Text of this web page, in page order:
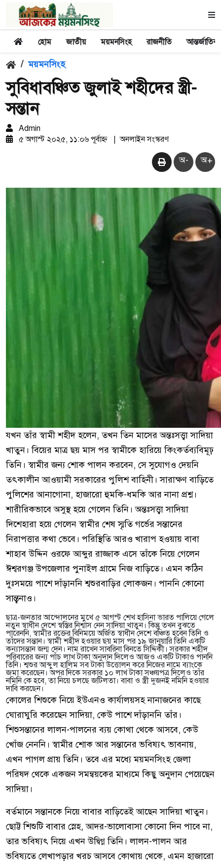
হোম জাতীয় ময়মনসিংহ রাজনীতি আন্তর্জাতিক
/ ময়মনসিংহ
সুবিধাবঞ্চিত জুলাই শহীদের স্ত্রী-
সন্তান
Admin
৫ অগাস্ট ২০২৫, ১১:০৬ পূর্বাহ্ন
অনলাইন সংস্করণ
অ- অ+
যখন তাঁর স্বামী শহীদ হলেন, তখন তিন মাসের অন্তঃসত্ত্বা সাদিয়া
খাতুন। বিয়ের মাত্র ছয় মাস পর স্বামীকে হারিয়ে কিংকর্তব্যবিমূঢ়
তিনি। স্বামীর জন্য শোক পালন করবেন, সে সুযোগও দেয়নি
তৎকালীন আওয়ামী সরকারের পুলিশ বাহিনী। সারাক্ষণ বাড়িতে
পুলিশের আনাগোনা, হাজারো হুমকি-ধমকি আর নানা প্রশ্ন।
শারীরিকভাবে অসুস্থ হয়ে গেলেন তিনি। অন্তঃসত্ত্বা সাদিয়া
দিশেহারা হয়ে গেলেন স্বামীর শেষ স্মৃতি গর্ভের সন্তানের
নিরাপত্তার কথা ভেবে। পরিস্থিতি আরও খারাপ হওয়ায় বাবা
শাহাব উদ্দিন ওরফে আব্দুর রাজ্জাক এসে তাঁকে নিয়ে গেলেন
ঈশ্বরগঞ্জ উপজেলার পুনাইল গ্রামে নিজ বাড়িতে। এমন কঠিন
দুঃসময়ে পাশে দাঁড়াননি শ্বশুরবাড়ির লোকজন। পাননি কোনো
সান্ত্বনাও।
ছাত্র-জনতার আন্দোলনের মুখে ৫ আগস্ট শেখ হাসিনা ভারত পালিয়ে গেলে
নতুন স্বাধীন দেশে স্বস্তির নিশ্বাস নেন সাদিয়া খাতুন। কিন্তু তখন বুঝতে
পারেননি, স্বামীর রক্তের বিনিময়ে অর্জিত স্বাধীন দেশে বঞ্চিত হবেন তিনি ও
তাঁদের সন্তান। স্বামী শহীদ হওয়ার ছয় মাস পর ১৯ জানুয়ারি তিনি একটি
কন্যাসন্তান জন্ম দেন। নাম রাখেন সাবরিনা বিনতে সিদ্দিকী। সরকার শহীদ
পরিবারের জন্য পাঁচ লাখ টাকা অনুদান দিলেও আজও একটি টাকাও পাননি
তিনি। শ্বশুর আব্দুল হালিম সব টাকা উত্তোলন করে নিজের নামে ব্যাংকে
জমা করেছেন। অপর দিকে সরকার ১০ লাখ টাকা সঞ্চয়পত্র দিলেও তাঁর
নমিনি কে হবে, তা নিয়ে চলছে জটিলতা। বাবা ও স্ত্রী দুজনই নমিনি হওয়ার
দাবি করছেন।
কোলের শিশুকে নিয়ে ইউএনও কার্যালয়সহ নানাজনের কাছে
ঘোরাঘুরি করেছেন সাদিয়া, কেউ পাশে দাঁড়াননি তাঁর।
শিশুসন্তানের লালন-পালনের ব্যয় কোথা থেকে আসবে, কেউ
খোঁজ নেননি। স্বামীর শোক আর সন্তানের ভবিষ্যৎ ভাবনায়,
এখন পাগল প্রায় তিনি। তবে এর মধ্যে ময়মনসিংহ জেলা
পরিষদ থেকে একজন সমন্বয়কের মাধ্যমে কিছু অনুদান পেয়েছেন
সাদিয়া।
বর্তমানে সন্তানকে নিয়ে বাবার বাড়িতেই আছেন সাদিয়া খাতুন।
ছোট্ট শিশুটি বাবার স্নেহ, আদর-ভালোবাসা কোনো দিন পাবে না,
তার ভবিষ্যৎ নিয়ে এখন উদ্বিগ্ন তিনি। লালন-পালন আর
ভবিষ্যতে লেখাপড়ার খরচ আসবে কোথায় থেকে, এমন হাজারো